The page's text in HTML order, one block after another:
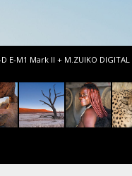
E-M1 Mark II + M.ZUIKO